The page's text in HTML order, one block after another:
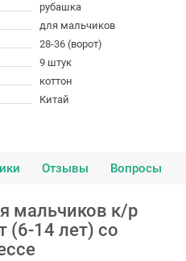
рубашка
для мальчиков
28-36 (ворот)
9 штук
коттон
Китай
Отзывы Вопросы
мальчиков к/р
(6-14 лет) со